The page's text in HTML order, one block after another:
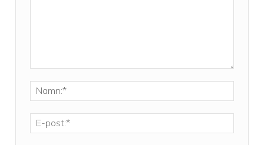
post:*